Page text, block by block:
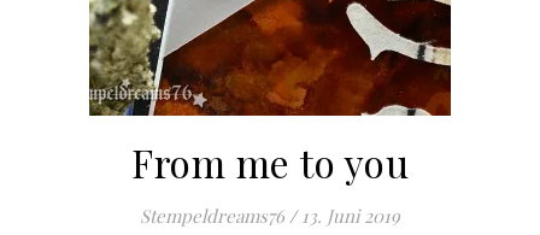
From me to you
Stempeldreams76 / 13. Juni 2019